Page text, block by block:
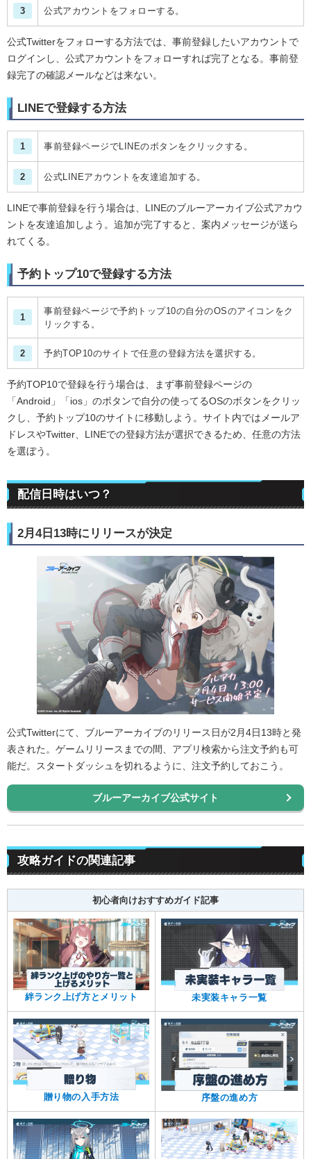
3 公式アカウントをフォローする。
公式Twitterをフォローする方法では、事前登録したいアカウントで
ログインし、公式アカウントをフォローすれば完了となる。事前登
録完了の確認メールなどは来ない。
LINEで登録する方法
1 事前登録ページでLINEのボタンをクリックする。
2 公式LINEアカウントを友達追加する。
LINEで事前登録を行う場合は、LINEのブルーアーカイブ公式アカウ
ントを友達追加しよう。追加が完了すると、案内メッセージが送ら
れてくる。
予約トップ10で登録する方法
1
事前登録ページで予約トップ10の自分のOSのアイコンをク
リックする。
2 予約TOP10のサイトで任意の登録方法を選択する。
予約TOP10で登録を行う場合は、まず事前登録ページの
「Android」「ios」のボタンで自分の使ってるOSのボタンをクリッ
クし、予約トップ10のサイトに移動しよう。サイト内ではメールア
ドレスやTwitter、LINEでの登録方法が選択できるため、任意の方法
を選ぼう。
配信日時はいつ？
2月4日13時にリリースが決定
公式Twitterにて、ブルーアーカイブのリリース日が2月4日13時と発
表された。ゲームリリースまでの間、アプリ検索から注文予約も可
能だ。スタートダッシュを切れるように、注文予約しておこう。
ブルーアーカイブ公式サイト
攻略ガイドの関連記事
初心者向けおすすめガイド記事
絆ランク上げ方とメリット 未実装キャラ一覧
贈り物の入手方法 序盤の進め方